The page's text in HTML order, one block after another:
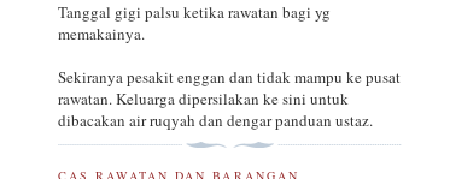
Tanggal gigi palsu ketika rawatan bagi yg
memakainya.
Sekiranya pesakit enggan dan tidak mampu ke pusat
rawatan. Keluarga dipersilakan ke sini untuk
dibacakan air ruqyah dan dengar panduan ustaz.